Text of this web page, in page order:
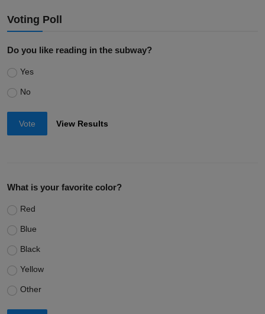
Voting Poll
Do you like reading in the subway?
Yes
No
Vote View Results
What is your favorite color?
Red
Blue
Black
Yellow
Other